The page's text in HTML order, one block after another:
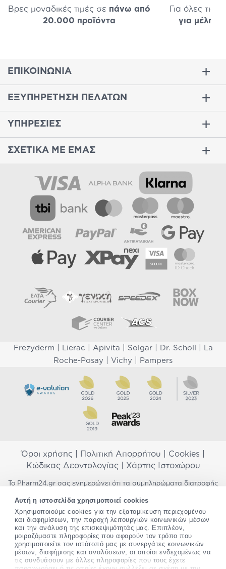
Αυτή η ιστοσελίδα χρησιμοποιεί cookies
Χρησιμοποιούμε cookies για την εξατομίκευση περιεχομένου
και διαφημίσεων, την παροχή λειτουργιών κοινωνικών μέσων
και την ανάλυση της επισκεψιμότητάς μας. Επιπλέον,
μοιραζόμαστε πληροφορίες που αφορούν τον τρόπο που
χρησιμοποιείτε τον ιστότοπό μας με συνεργάτες κοινωνικών
μέσων, διαφήμισης και αναλύσεων, οι οποίοι ενδεχομένως να
τις συνδυάσουν με άλλες πληροφορίες που τους έχετε
Βρες μοναδικές τιμές σε πάνω από
20.000 προϊόντα
Για όλες τις
για μέλη
ΕΠΙΚΟΙΝΩΝΙΑ
ΕΞΥΠΗΡΕΤΗΣΗ ΠΕΛΑΤΩΝ
ΥΠΗΡΕΣΙΕΣ
ΣΧΕΤΙΚΑ ΜΕ ΕΜΑΣ
Frezyderm Lierac Apivita Solgar| Dr. Scholl
La
Roche-Posay
Vichy Pampers
Όροι χρήσης Πολιτική Απορρήτου Cookies
Κώδικας Δεοντολογίας| Χάρτης Ιστοχώρου
Το Pharm24.gr σας ενημερώνει ότι τα συμπληρώματα διατροφής
προορίζονται για την πρόληψη, αγωγή ή θεραπεία ανθρώπινης
νόσου. Συμβουλευτείτε τον γιατρό σας εάν είστε έγκυος,
θηλάζετε, ακολουθείτε παράλληλα φαρμακευτική αγωγή ή
αντιμετωπίζετε προβλήματα υγείας πριν χρησιμοποιήσετε
οποιοδήποτε συμπλήρωμα διατροφής. Προσπαθούμε διαρκώς να
σας παρέχουμε ακριβείς και έγκυρες πληροφορίες. Σε περίπτωση
που έχετε κάποια ερώτηση ή παρατήρηση σχετικά με αυτές,
παρακαλώεπικοινωνήστε μαζί μας.